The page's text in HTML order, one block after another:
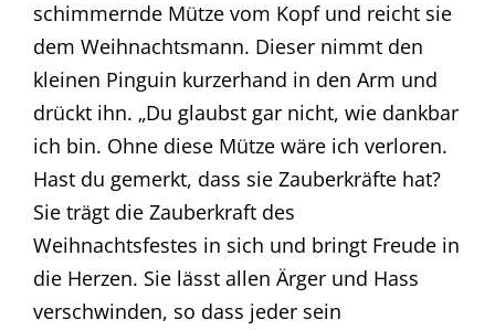
schimmernde Mütze vom Kopf und reicht sie
dem Weihnachtsmann. Dieser nimmt den
kleinen Pinguin kurzerhand in den Arm und
drückt ihn. „Du glaubst gar nicht, wie dankbar
ich bin. Ohne diese Mütze wäre ich verloren.
Hast du gemerkt, dass sie Zauberkräfte hat?
Sie trägt die Zauberkraft des
Weihnachtsfestes in sich und bringt Freude in
die Herzen. Sie lässt allen Ärger und Hass
verschwinden, so dass jeder sein